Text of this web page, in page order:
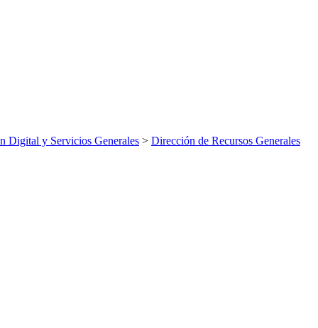
Digital y Servicios Generales > Dirección de Recursos Generales